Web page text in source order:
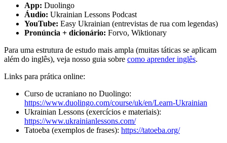
App: Duolingo
Áudio: Ukrainian Lessons Podcast
YouTube: Easy Ukrainian (entrevistas de rua com legendas)
Pronúncia + dicionário: Forvo, Wiktionary
Para uma estrutura de estudo mais ampla (muitas táticas se aplicam
além do inglês), veja nosso guia sobre como aprender inglês.
Links para prática online:
Curso de ucraniano no Duolingo:
https://www.duolingo.com/course/uk/en/Learn-Ukrainian
Ukrainian Lessons (exercícios e materiais):
https://www.ukrainianlessons.com/
Tatoeba (exemplos de frases): https://tatoeba.org/